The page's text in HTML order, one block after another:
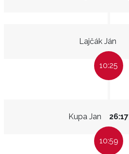
Lajčák Ján
10:25
Kupa Jan 26:17
10:59